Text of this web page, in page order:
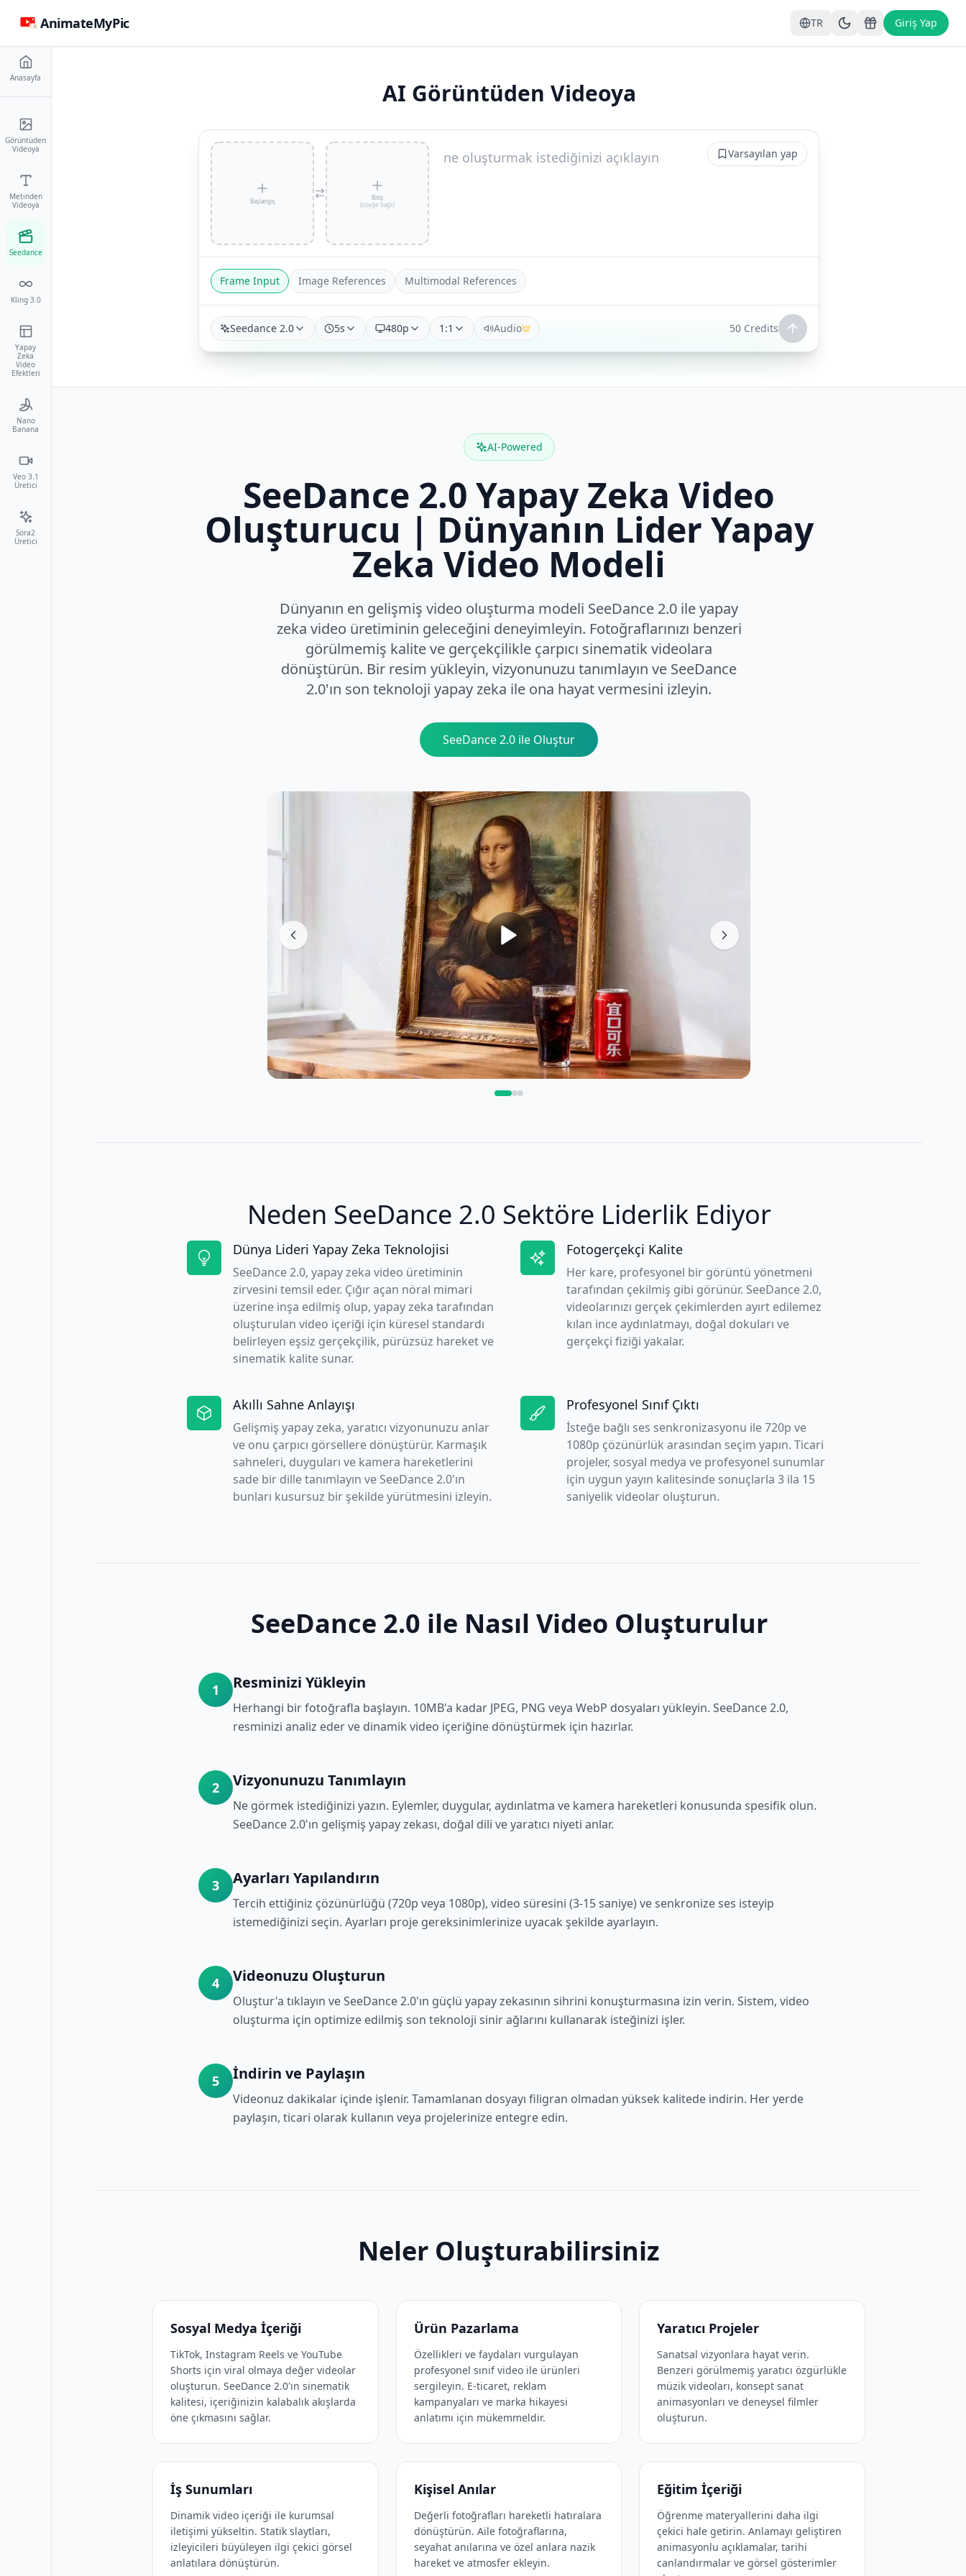
AnimateMyPic TR Giriş Yap
Anasayfa
Görüntüden
Videoya
Metinden
Videoya
Seedance
Kling 3.0
Yapay
Zeka
Video
Efektleri
Nano
Banana
Veo 3.1
Üretici
Sora2
Üretici
AI Görüntüden Videoya
Varsayılan yap
Başlangıç
Bitiş
(isteğe bağlı)
Frame Input Image References Multimodal References
Seedance 2.0 5s 480p 1:1 Audio 50 Credits
AI-Powered
SeeDance 2.0 Yapay Zeka Video
Oluşturucu | Dünyanın Lider Yapay
Zeka Video Modeli
Dünyanın en gelişmiş video oluşturma modeli SeeDance 2.0 ile yapay
zeka video üretiminin geleceğini deneyimleyin. Fotoğraflarınızı benzeri
görülmemiş kalite ve gerçekçilikle çarpıcı sinematik videolara
dönüştürün. Bir resim yükleyin, vizyonunuzu tanımlayın ve SeeDance
2.0'ın son teknoloji yapay zeka ile ona hayat vermesini izleyin.
SeeDance 2.0 ile Oluştur
Neden SeeDance 2.0 Sektöre Liderlik Ediyor
Dünya Lideri Yapay Zeka Teknolojisi
SeeDance 2.0, yapay zeka video üretiminin
zirvesini temsil eder. Çığır açan nöral mimari
üzerine inşa edilmiş olup, yapay zeka tarafından
oluşturulan video içeriği için küresel standardı
belirleyen eşsiz gerçekçilik, pürüzsüz hareket ve
sinematik kalite sunar.
Fotogerçekçi Kalite
Her kare, profesyonel bir görüntü yönetmeni
tarafından çekilmiş gibi görünür. SeeDance 2.0,
videolarınızı gerçek çekimlerden ayırt edilemez
kılan ince aydınlatmayı, doğal dokuları ve
gerçekçi fiziği yakalar.
Akıllı Sahne Anlayışı
Gelişmiş yapay zeka, yaratıcı vizyonunuzu anlar
ve onu çarpıcı görsellere dönüştürür. Karmaşık
sahneleri, duyguları ve kamera hareketlerini
sade bir dille tanımlayın ve SeeDance 2.0'ın
bunları kusursuz bir şekilde yürütmesini izleyin.
Profesyonel Sınıf Çıktı
İsteğe bağlı ses senkronizasyonu ile 720p ve
1080p çözünürlük arasından seçim yapın. Ticari
projeler, sosyal medya ve profesyonel sunumlar
için uygun yayın kalitesinde sonuçlarla 3 ila 15
saniyelik videolar oluşturun.
SeeDance 2.0 ile Nasıl Video Oluşturulur
1 Resminizi Yükleyin
Herhangi bir fotoğrafla başlayın. 10MB'a kadar JPEG, PNG veya WebP dosyaları yükleyin. SeeDance 2.0,
resminizi analiz eder ve dinamik video içeriğine dönüştürmek için hazırlar.
2 Vizyonunuzu Tanımlayın
Ne görmek istediğinizi yazın. Eylemler, duygular, aydınlatma ve kamera hareketleri konusunda spesifik olun.
SeeDance 2.0'ın gelişmiş yapay zekası, doğal dili ve yaratıcı niyeti anlar.
3 Ayarları Yapılandırın
Tercih ettiğiniz çözünürlüğü (720p veya 1080p), video süresini (3-15 saniye) ve senkronize ses isteyip
istemediğinizi seçin. Ayarları proje gereksinimlerinize uyacak şekilde ayarlayın.
4 Videonuzu Oluşturun
Oluştur'a tıklayın ve SeeDance 2.0'ın güçlü yapay zekasının sihrini konuşturmasına izin verin. Sistem, video
oluşturma için optimize edilmiş son teknoloji sinir ağlarını kullanarak isteğinizi işler.
5 İndirin ve Paylaşın
Videonuz dakikalar içinde işlenir. Tamamlanan dosyayı filigran olmadan yüksek kalitede indirin. Her yerde
paylaşın, ticari olarak kullanın veya projelerinize entegre edin.
Neler Oluşturabilirsiniz
Sosyal Medya İçeriği
TikTok, Instagram Reels ve YouTube
Shorts için viral olmaya değer videolar
oluşturun. SeeDance 2.0'ın sinematik
kalitesi, içeriğinizin kalabalık akışlarda
öne çıkmasını sağlar.
Ürün Pazarlama
Özellikleri ve faydaları vurgulayan
profesyonel sınıf video ile ürünleri
sergileyin. E-ticaret, reklam
kampanyaları ve marka hikayesi
anlatımı için mükemmeldir.
Yaratıcı Projeler
Sanatsal vizyonlara hayat verin.
Benzeri görülmemiş yaratıcı özgürlükle
müzik videoları, konsept sanat
animasyonları ve deneysel filmler
oluşturun.
İş Sunumları
Dinamik video içeriği ile kurumsal
iletişimi yükseltin. Statik slaytları,
izleyicileri büyüleyen ilgi çekici görsel
anlatılara dönüştürün.
Kişisel Anılar
Değerli fotoğrafları hareketli hatıralara
dönüştürün. Aile fotoğraflarına,
seyahat anılarına ve özel anlara nazik
hareket ve atmosfer ekleyin.
Eğitim İçeriği
Öğrenme materyallerini daha ilgi
çekici hale getirin. Anlamayı geliştiren
animasyonlu açıklamalar, tarihi
canlandırmalar ve görsel gösterimler